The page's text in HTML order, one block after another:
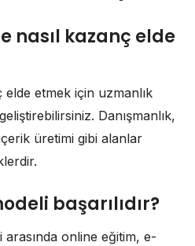
nasıl kazanç elde
etmek için uzmanlık
Danışmanlık,
üretimi gibi alanlar
başarılıdır?
arasında online eğitim, e-